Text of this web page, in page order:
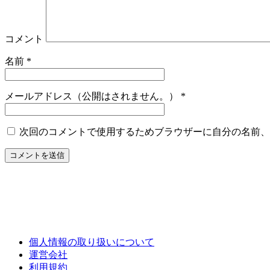
コメント
名前 *
メールアドレス（公開はされません。） *
次回のコメントで使用するためブラウザーに自分の名前
個人情報の取り扱いについて
運営会社
利用規約